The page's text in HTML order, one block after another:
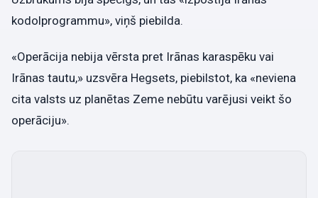
kodolprogrammu», viņš piebilda.
«Operācija nebija vērsta pret Irānas karaspēku vai
Irānas tautu,» uzsvēra Hegsets, piebilstot, ka «neviena
cita valsts uz planētas Zeme nebūtu varējusi veikt šo
operāciju».